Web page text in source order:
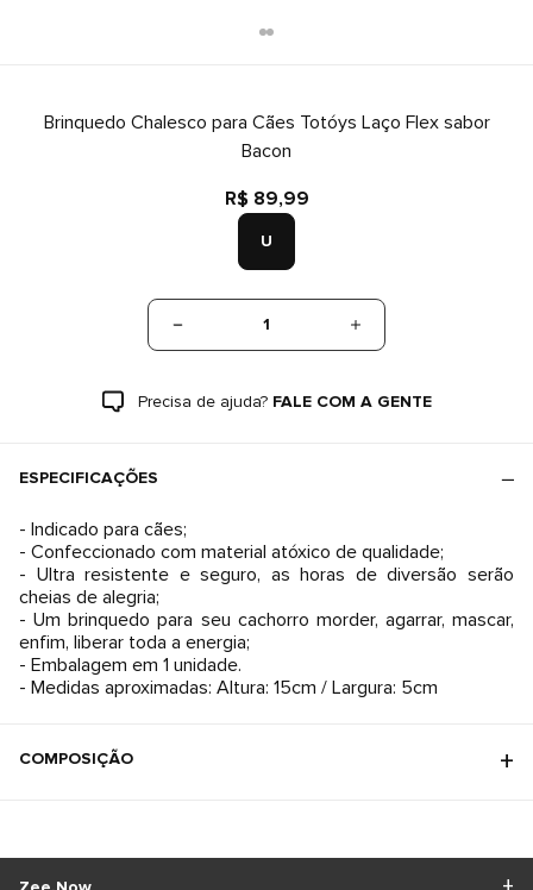
Brinquedo Chalesco para Cães Totóys Laço Flex sabor
Bacon
R$ 89,99
U
1
Precisa de ajuda? FALE COM A GENTE
ESPECIFICAÇÕES
- Indicado para cães;
- Confeccionado com material atóxico de qualidade;
- Ultra resistente e seguro, as horas de diversão serão
cheias de alegria;
- Um brinquedo para seu cachorro morder, agarrar, mascar,
enfim, liberar toda a energia;
- Embalagem em 1 unidade.
COMPOSIÇÃO